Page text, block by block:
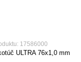
17586000
ULTRA 76x1,0 mm